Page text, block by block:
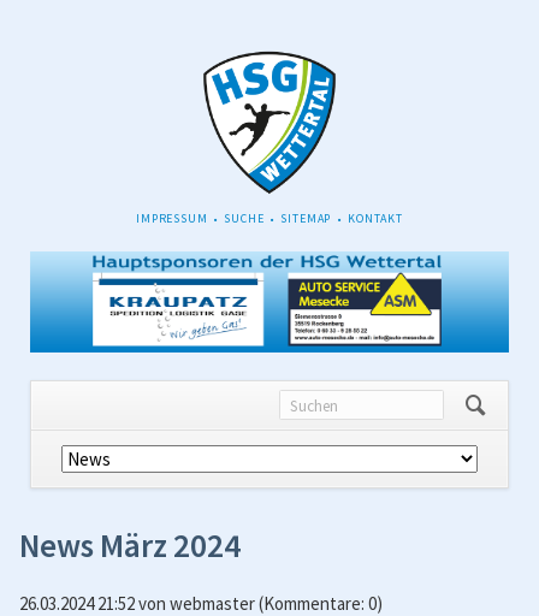
NAVIGATION
IMPRESSUM SUCHE SITEMAP KONTAKT
Navigation
überspringen
News März 2024
26.03.2024 21:52von webmaster(Kommentare: 0)